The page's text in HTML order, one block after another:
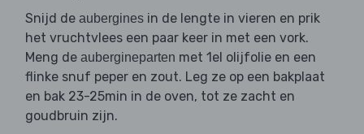
Snijd de aubergines in de lengte in vieren en prik
het vruchtvlees een paar keer in met een vork.
Meng de aubergineparten met 1el olijfolie en een
flinke snuf peper en zout. Leg ze op een bakplaat
en bak 23-25min in de oven, tot ze zacht en
goudbruin zijn.